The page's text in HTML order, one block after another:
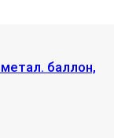
баллон,